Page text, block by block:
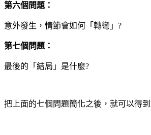
第六個問題：
意外發生，情節會如何「轉彎」?
第七個問題：
最後的「結局」是什麼?
把上面的七個問題簡化之後，就可以得到